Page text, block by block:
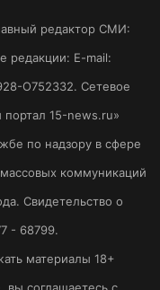
редактор СМИ:
редакции: E-mail:
O752332. Сетевое
15-news.ru»
по надзору в сфере
коммуникаций
Свидетельство о
- 68799.
материалы 18+